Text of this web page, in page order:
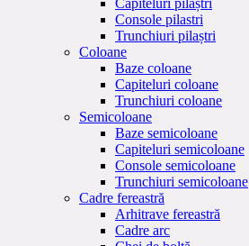
Console pilastri
Trunchiuri pilaștri
Coloane
Baze coloane
Capiteluri coloane
Trunchiuri coloane
Semicoloane
Baze semicoloane
Capiteluri semicoloane
Console semicoloane
Trunchiuri semicoloane
Cadre fereastră
Arhitrave fereastră
Cadre arc